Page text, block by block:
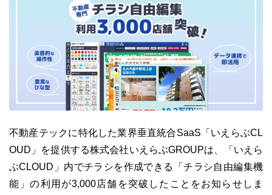
ホームページ制作について プラン紹介･制作の流れ
不動産テックに特化した業界垂直統合SaaS「いえらぶCL
OUD」を提供する株式会社いえらぶGROUPは、「いえら
ぶCLOUD」内でチラシを作成できる「チラシ自由編集機
能」の利用が3,000店舗を突破したことをお知らせしま